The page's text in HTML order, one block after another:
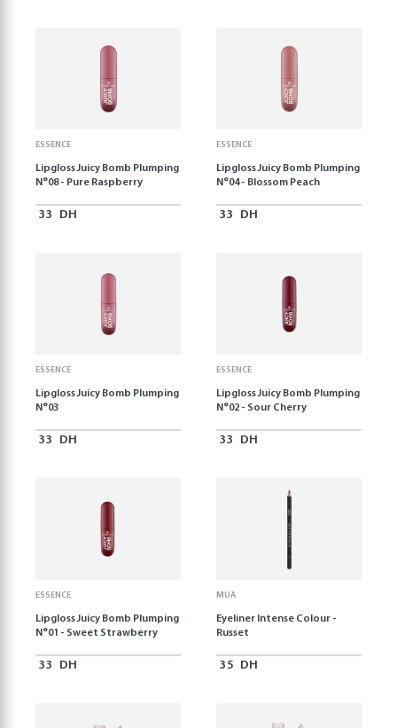
ESSENCE
Lipgloss Juicy Bomb Plumping
N°08 - Pure Raspberry
33 DH
ESSENCE
Lipgloss Juicy Bomb Plumping
N°04 - Blossom Peach
33 DH
ESSENCE
Lipgloss Juicy Bomb Plumping
N°03
33 DH
ESSENCE
Lipgloss Juicy Bomb Plumping
N°02 - Sour Cherry
33 DH
ESSENCE
Lipgloss Juicy Bomb Plumping
N°01 - Sweet Strawberry
33 DH
MUA
Eyeliner Intense Colour -
Russet
35 DH